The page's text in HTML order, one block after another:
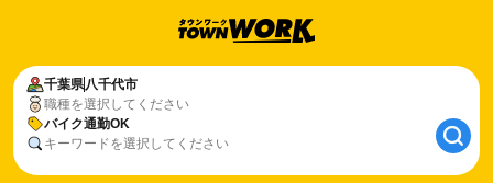
千葉県八千代市
職種を選択してください
バイク通勤OK
キーワードを選択してください